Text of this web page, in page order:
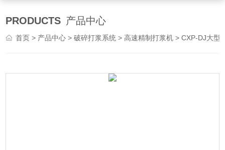
PRODUCTS 产品中心
首页 > 产品中心 >破碎打浆系统 >高速精制打浆机 > CXP-DJ大型高速打浆机